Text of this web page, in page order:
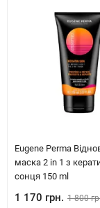
Eugene Perma
маска 2 in 1 з
сонця 150 ml
1 170 грн. 1 800